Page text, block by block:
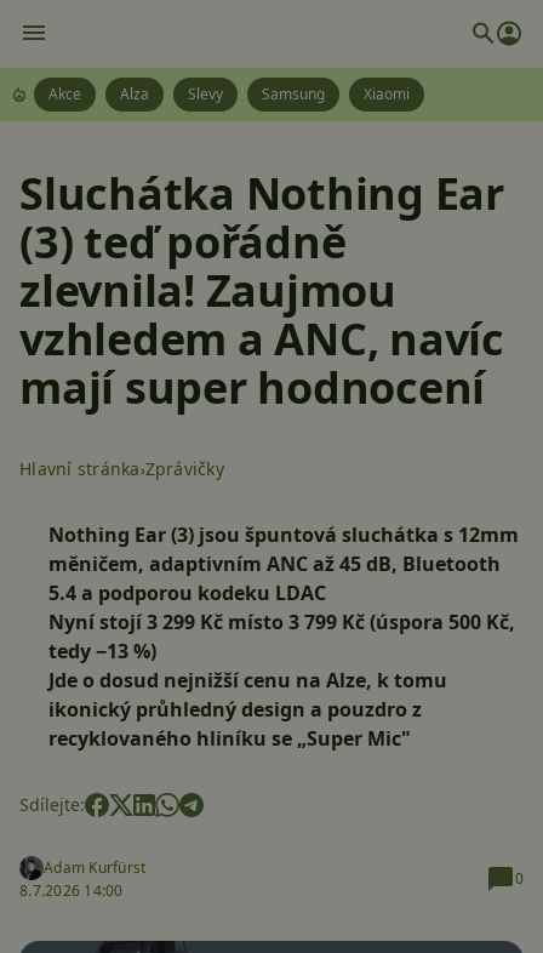
Akce Alza Slevy Samsung Xiaomi
Sluchátka Nothing Ear
(3) teď pořádně
zlevnila! Zaujmou
vzhledem a ANC, navíc
mají super hodnocení
Hlavní stránka Zprávičky
Nothing Ear (3) jsou špuntová sluchátka s 12mm
měničem, adaptivním ANC až 45 dB, Bluetooth
5.4 a podporou kodeku LDAC
Nyní stojí 3 299 Kč místo 3 799 Kč (úspora 500 Kč,
tedy −13 %)
Jde o dosud nejnižší cenu na Alze, k tomu
ikonický průhledný design a pouzdro z
recyklovaného hliníku se „Super Mic"
Sdílejte:
Adam Kurfürst
8.7.2026 14:00
0